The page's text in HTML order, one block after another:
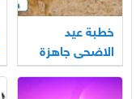
خطبة عيد
الاضحى جاهزة
2026